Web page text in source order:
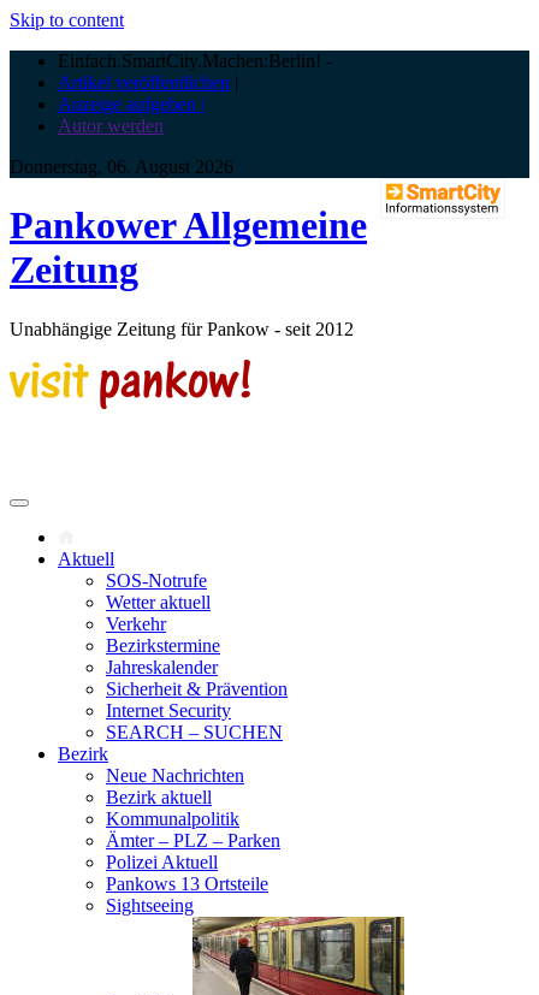
Skip to content
Einfach.SmartCity.Machen:Berlin! -
Artikel veröffentlichen |
Anzeige aufgeben |
Autor werden
Donnerstag, 06. August 2026
Pankower Allgemeine
Zeitung
Unabhängige Zeitung für Pankow - seit 2012
Aktuell
SOS-Notrufe
Wetter aktuell
Verkehr
Bezirkstermine
Jahreskalender
Sicherheit & Prävention
Internet Security
SEARCH – SUCHEN
Bezirk
Neue Nachrichten
Bezirk aktuell
Kommunalpolitik
Ämter – PLZ – Parken
Polizei Aktuell
Pankows 13 Ortsteile
Sightseeing